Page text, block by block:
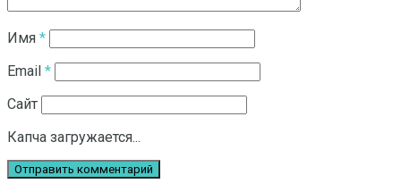
Имя *
Email *
Сайт
Капча загружается...